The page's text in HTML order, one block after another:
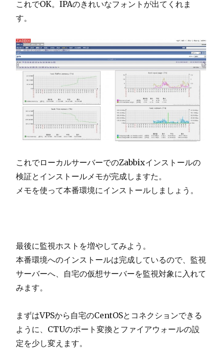
これでOK。IPAのきれいなフォントが出てくれま
す。
これでローカルサーバーでのZabbixインストールの
検証とインストールメモが完成しますた。
メモを使って本番環境にインストールしましょう。
最後に監視ホストを増やしてみよう。
本番環境へのインストールは完成しているので、監視
サーバーへ、自宅の仮想サーバーを監視対象に入れて
みます。
まずはVPSから自宅のCentOSとコネクションできる
ように、CTUのポート変換とファイアウォールの設
定を少し変えます。